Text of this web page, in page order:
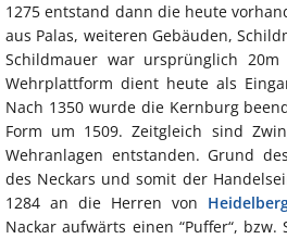
1275 entstand dann die heute
aus Palas, weiteren Gebäuden,
Schildmauer war ursprünglich
Wehrplattform dient heute als
Nach 1350 wurde die Kernburg
Form um 1509. Zeitgleich sind
Wehranlagen entstanden. Grund
des Neckars und somit der
1284 an die Herren von
Nackar aufwärts einen “Puffer“,